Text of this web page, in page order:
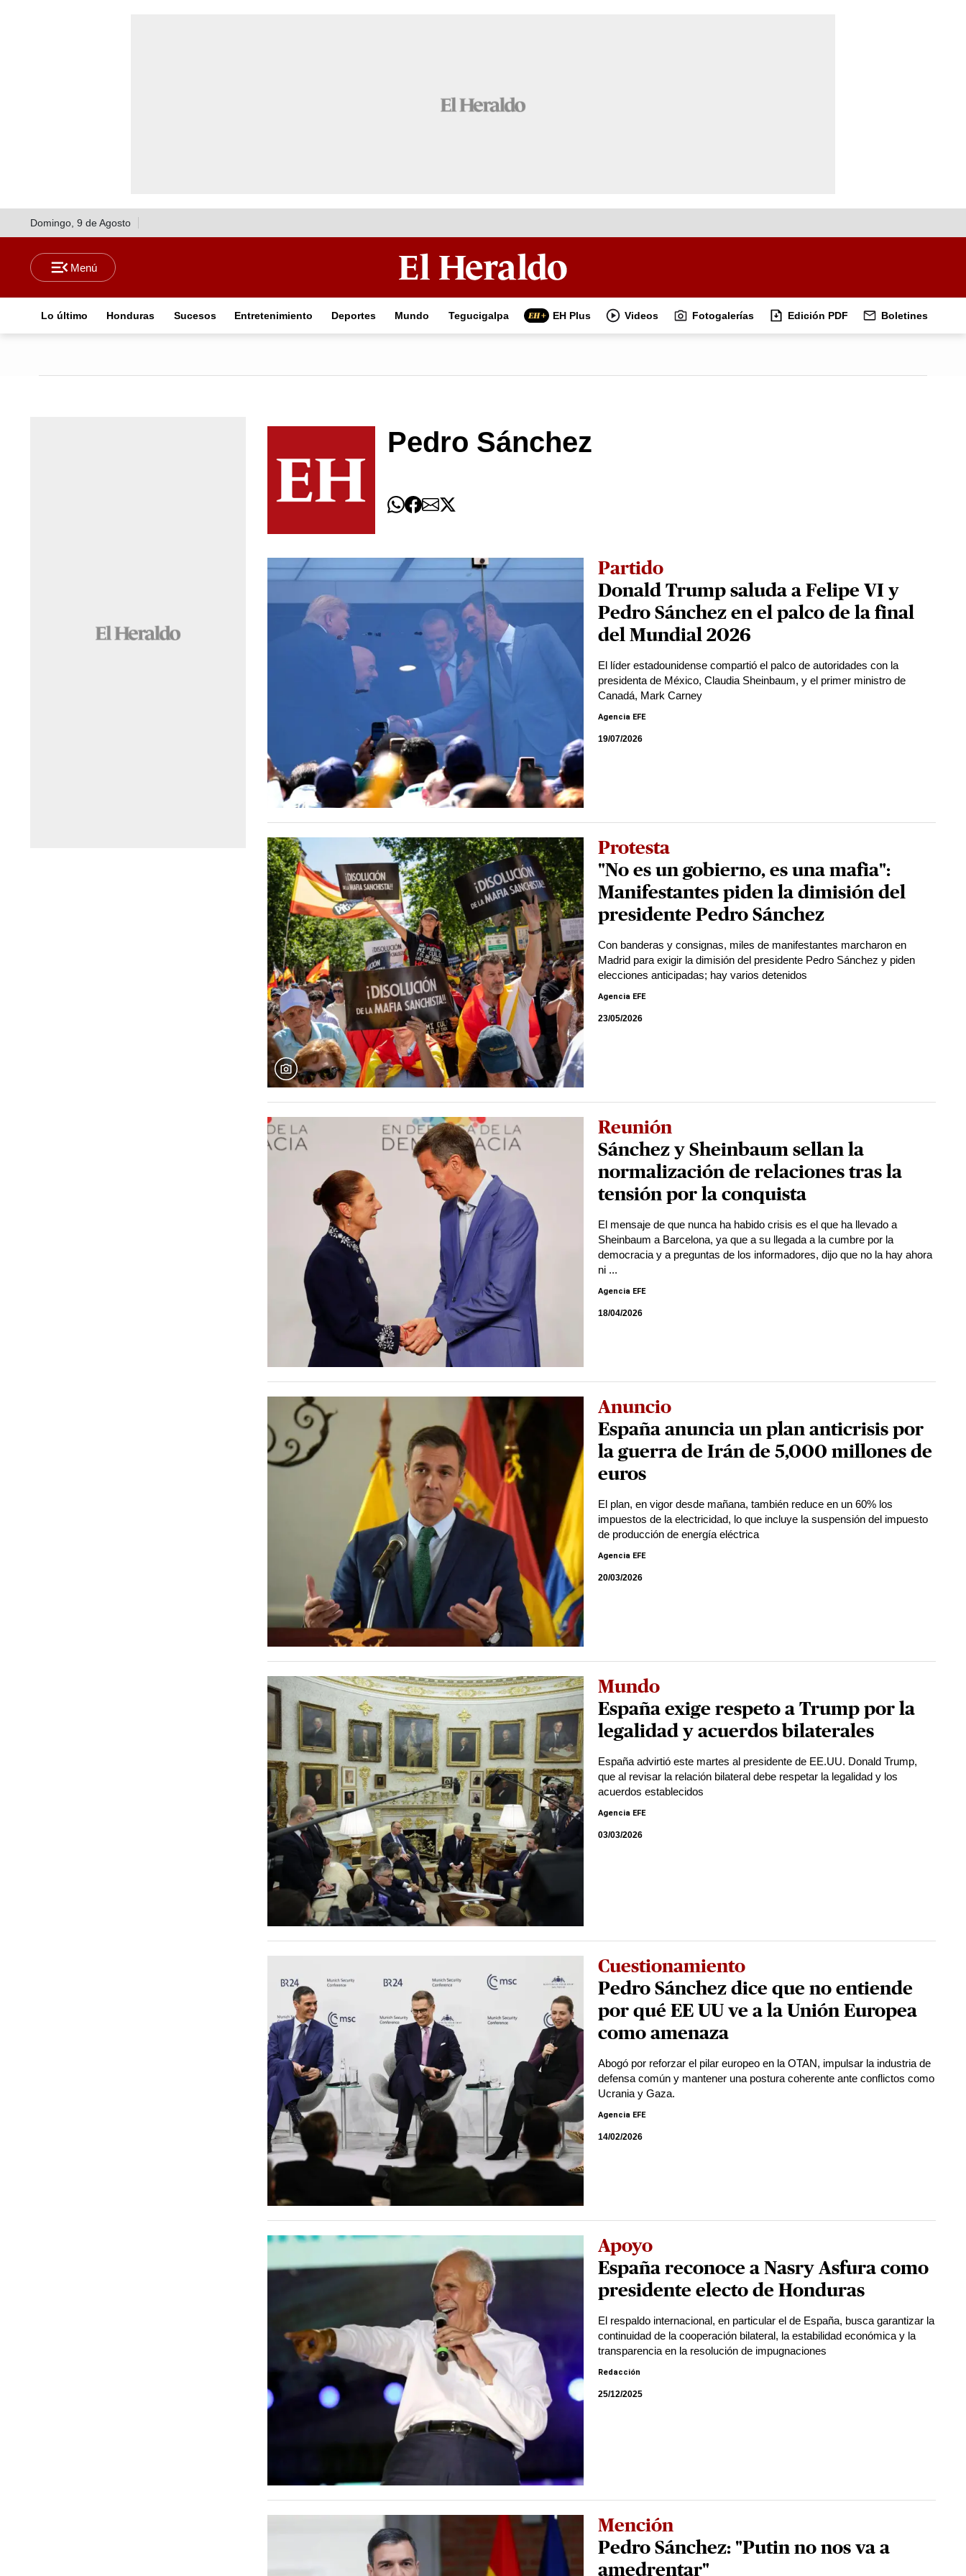
Domingo, 9 de Agosto
Lo último Honduras Sucesos Entretenimiento Deportes Mundo Tegucigalpa EH Plus Videos Fotogalerías Edición PDF Boletines
Pedro Sánchez
Partido
Donald Trump saluda a Felipe VI y
Pedro Sánchez en el palco de la final
del Mundial 2026
El líder estadounidense compartió el palco de autoridades con la
presidenta de México, Claudia Sheinbaum, y el primer ministro de
Canadá, Mark Carney
Agencia EFE
19/07/2026
Protesta
"No es un gobierno, es una mafia":
Manifestantes piden la dimisión del
presidente Pedro Sánchez
Con banderas y consignas, miles de manifestantes marcharon en
Madrid para exigir la dimisión del presidente Pedro Sánchez y piden
elecciones anticipadas; hay varios detenidos
Agencia EFE
23/05/2026
Reunión
Sánchez y Sheinbaum sellan la
normalización de relaciones tras la
tensión por la conquista
El mensaje de que nunca ha habido crisis es el que ha llevado a
Sheinbaum a Barcelona, ya que a su llegada a la cumbre por la
democracia y a preguntas de los informadores, dijo que no la hay ahora
ni ...
Agencia EFE
18/04/2026
Anuncio
España anuncia un plan anticrisis por
la guerra de Irán de 5,000 millones de
euros
El plan, en vigor desde mañana, también reduce en un 60% los
impuestos de la electricidad, lo que incluye la suspensión del impuesto
de producción de energía eléctrica
Agencia EFE
20/03/2026
Mundo
España exige respeto a Trump por la
legalidad y acuerdos bilaterales
España advirtió este martes al presidente de EE.UU. Donald Trump,
que al revisar la relación bilateral debe respetar la legalidad y los
acuerdos establecidos
Agencia EFE
03/03/2026
Cuestionamiento
Pedro Sánchez dice que no entiende
por qué EE UU ve a la Unión Europea
como amenaza
Abogó por reforzar el pilar europeo en la OTAN, impulsar la industria de
defensa común y mantener una postura coherente ante conflictos como
Ucrania y Gaza.
Agencia EFE
14/02/2026
Apoyo
España reconoce a Nasry Asfura como
presidente electo de Honduras
El respaldo internacional, en particular el de España, busca garantizar la
continuidad de la cooperación bilateral, la estabilidad económica y la
transparencia en la resolución de impugnaciones
Redacción
25/12/2025
Mención
Pedro Sánchez: "Putin no nos va a
amedrentar"